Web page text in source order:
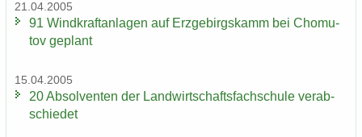
21.04.2005
91 Wind­kraft­an­la­gen auf Erz­ge­birgs­kamm bei Chomu­
tov ge­plant
15.04.2005
20 Ab­sol­ven­ten der Land­wirt­schafts­fach­schu­le ver­ab­
schie­det